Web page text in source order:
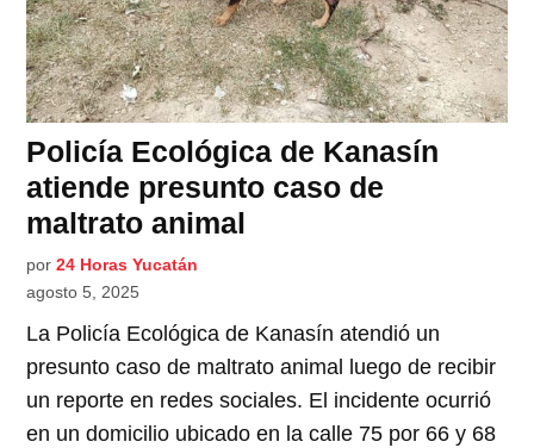
Policía Ecológica de Kanasín
atiende presunto caso de
maltrato animal
por 24 Horas Yucatán
agosto 5, 2025
La Policía Ecológica de Kanasín atendió un
presunto caso de maltrato animal luego de recibir
un reporte en redes sociales. El incidente ocurrió
en un domicilio ubicado en la calle 75 por 66 y 68